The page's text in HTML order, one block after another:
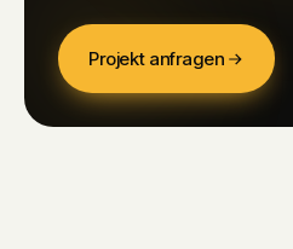
Projekt anfragen